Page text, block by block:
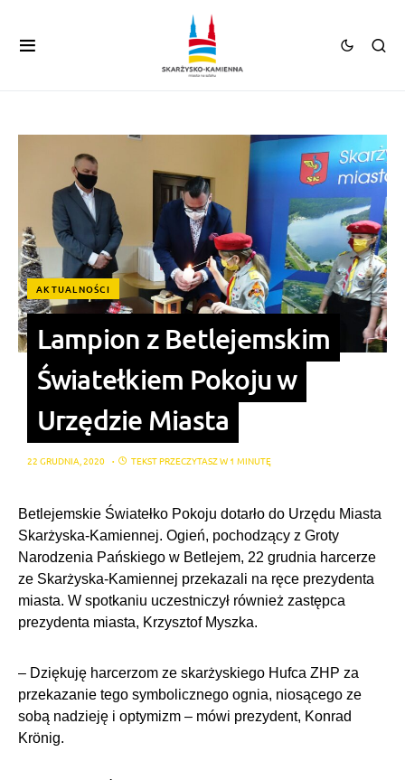
AKTUALNOŚCI
Lampion z Betlejemskim
Światełkiem Pokoju w
Urzędzie Miasta
22 GRUDNIA, 2020 TEKST PRZECZYTASZ W 1 MINUTĘ
Betlejemskie Światełko Pokoju dotarło do Urzędu Miasta
Skarżyska-Kamiennej. Ogień, pochodzący z Groty
Narodzenia Pańskiego w Betlejem, 22 grudnia harcerze
ze Skarżyska-Kamiennej przekazali na ręce prezydenta
miasta. W spotkaniu uczestniczył również zastępca
prezydenta miasta, Krzysztof Myszka.
– Dziękuję harcerzom ze skarżyskiego Hufca ZHP za
przekazanie tego symbolicznego ognia, niosącego ze
sobą nadzieję i optymizm – mówi prezydent, Konrad
Krönig.